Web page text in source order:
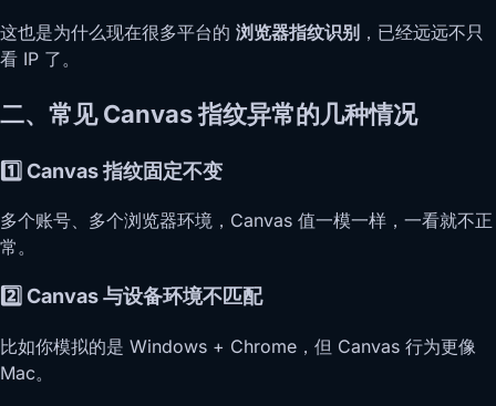
这也是为什么现在很多平台的 浏览器指纹识别 ，已经远远不只
看 IP 了。
二、常见 Canvas 指纹异常的几种情况
1️⃣ Canvas 指纹固定不变
多个账号、多个浏览器环境，Canvas 值一模一样，一看就不正
常。
2️⃣ Canvas 与设备环境不匹配
比如你模拟的是 Windows + Chrome，但 Canvas 行为更像
Mac。